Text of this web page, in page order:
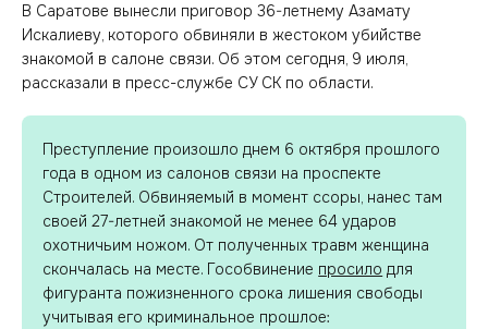
В Саратове вынесли приговор 36-летнему Азамату
Искалиеву, которого обвиняли в жестоком убийстве
знакомой в салоне связи. Об этом сегодня, 9 июля,
рассказали в пресс-службе СУ СК по области.
Преступление произошло днем 6 октября прошлого
года в одном из салонов связи на проспекте
Строителей. Обвиняемый в момент ссоры, нанес там
своей 27-летней знакомой не менее 64 ударов
охотничьим ножом. От полученных травм женщина
скончалась на месте. Гособвинение просило для
фигуранта пожизненного срока лишения свободы
учитывая его криминальное прошлое: